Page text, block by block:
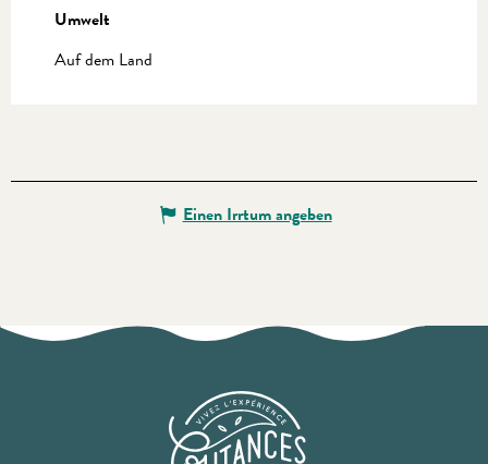
Umwelt
Umwelt
Auf dem Land
Einen Irrtum angeben